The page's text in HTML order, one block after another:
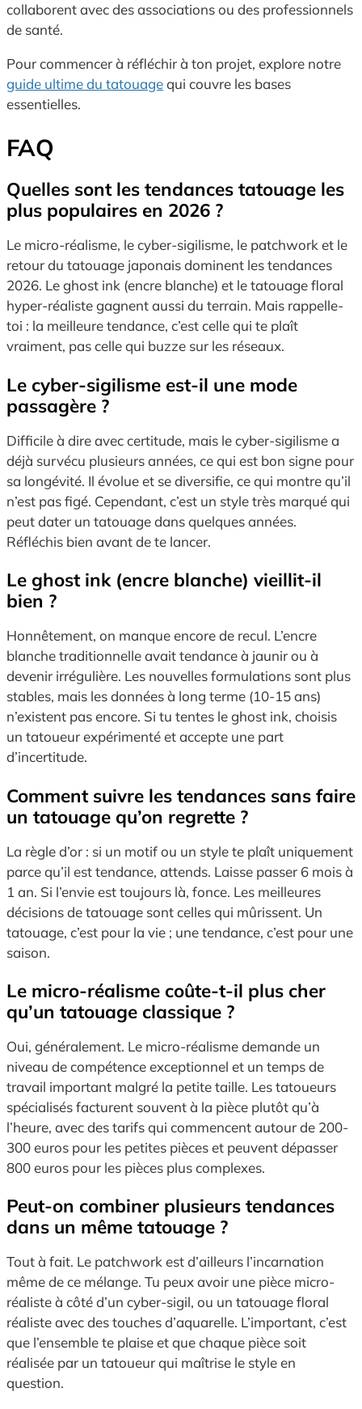
collaborent avec des associations ou des professionnels
de santé.
Pour commencer à réfléchir à ton projet, explore notre
guide ultime du tatouagequi couvre les bases
essentielles.
FAQ
Quelles sont les tendances tatouage les
plus populaires en 2026 ?
Le micro-réalisme, le cyber-sigilisme, le patchwork et le
retour du tatouage japonais dominent les tendances
2026. Le ghost ink (encre blanche) et le tatouage floral
hyper-réaliste gagnent aussi du terrain. Mais rappelle-
toi : la meilleure tendance, c’est celle qui te plaît
vraiment, pas celle qui buzze sur les réseaux.
Le cyber-sigilisme est-il une mode
passagère ?
Difficile à dire avec certitude, mais le cyber-sigilisme a
déjà survécu plusieurs années, ce qui est bon signe pour
sa longévité. Il évolue et se diversifie, ce qui montre qu’il
n’est pas figé. Cependant, c’est un style très marqué qui
peut dater un tatouage dans quelques années.
Réfléchis bien avant de te lancer.
Le ghost ink (encre blanche) vieillit-il
bien ?
Honnêtement, on manque encore de recul. L’encre
blanche traditionnelle avait tendance à jaunir ou à
devenir irrégulière. Les nouvelles formulations sont plus
stables, mais les données à long terme (10-15 ans)
n’existent pas encore. Si tu tentes le ghost ink, choisis
un tatoueur expérimenté et accepte une part
d’incertitude.
Comment suivre les tendances sans faire
un tatouage qu’on regrette ?
La règle d’or : si un motif ou un style te plaît uniquement
parce qu’il est tendance, attends. Laisse passer 6 mois à
1 an. Si l’envie est toujours là, fonce. Les meilleures
décisions de tatouage sont celles qui mûrissent. Un
tatouage, c’est pour la vie ; une tendance, c’est pour une
saison.
Le micro-réalisme coûte-t-il plus cher
qu’un tatouage classique ?
Oui, généralement. Le micro-réalisme demande un
niveau de compétence exceptionnel et un temps de
travail important malgré la petite taille. Les tatoueurs
spécialisés facturent souvent à la pièce plutôt qu’à
l’heure, avec des tarifs qui commencent autour de 200-
300 euros pour les petites pièces et peuvent dépasser
800 euros pour les pièces plus complexes.
Peut-on combiner plusieurs tendances
dans un même tatouage ?
Tout à fait. Le patchwork est d’ailleurs l’incarnation
même de ce mélange. Tu peux avoir une pièce micro-
réaliste à côté d’un cyber-sigil, ou un tatouage floral
réaliste avec des touches d’aquarelle. L’important, c’est
que l’ensemble te plaise et que chaque pièce soit
réalisée par un tatoueur qui maîtrise le style en
question.